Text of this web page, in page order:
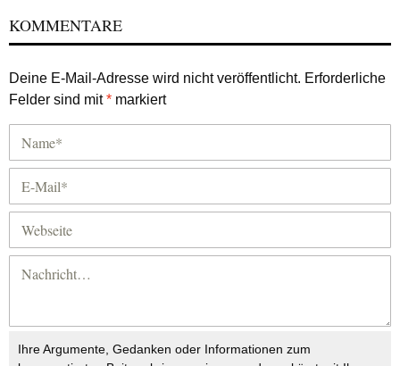
KOMMENTARE
Deine E-Mail-Adresse wird nicht veröffentlicht. Erforderliche
Felder sind mit* markiert
Ihre Argumente, Gedanken oder Informationen zum